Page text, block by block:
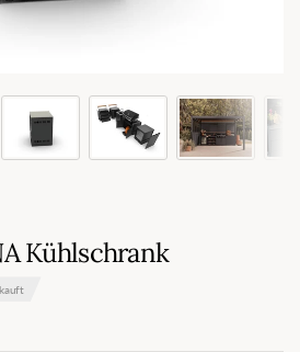
Kühlschrank